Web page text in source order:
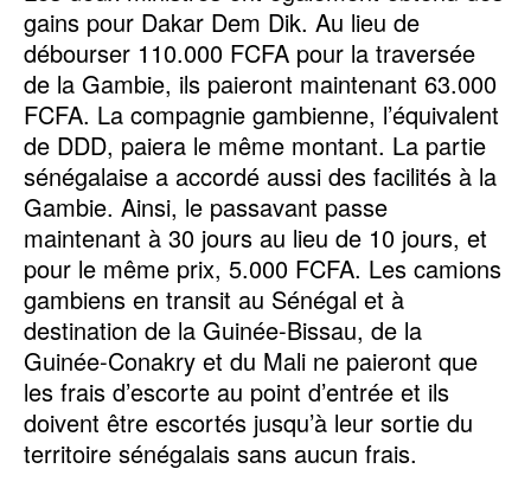
gains pour Dakar Dem Dik. Au lieu de
débourser 110.000 FCFA pour la traversée
de la Gambie, ils paieront maintenant 63.000
FCFA. La compagnie gambienne, l’équivalent
de DDD, paiera le même montant. La partie
sénégalaise a accordé aussi des facilités à la
Gambie. Ainsi, le passavant passe
maintenant à 30 jours au lieu de 10 jours, et
pour le même prix, 5.000 FCFA. Les camions
gambiens en transit au Sénégal et à
destination de la Guinée-Bissau, de la
Guinée-Conakry et du Mali ne paieront que
les frais d’escorte au point d’entrée et ils
doivent être escortés jusqu’à leur sortie du
territoire sénégalais sans aucun frais.